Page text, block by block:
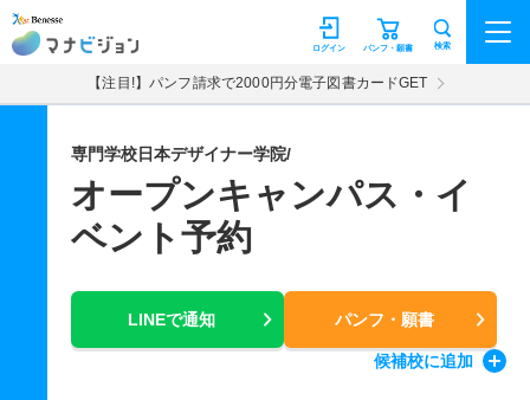
マナビジョン パンフ・願書
ログイン 検索
【注目!】パンフ請求で2000円分電子図書カードGET
専門学校日本デザイナー学院/
オープンキャンパス・イ
ベント予約
LINEで通知 パンフ・願書
候補校に追加